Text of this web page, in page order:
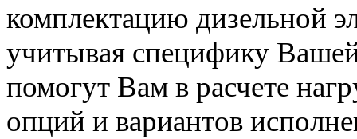
комплектацию дизельной
учитывая специфику
помогут Вам в расчете
опций и вариантов